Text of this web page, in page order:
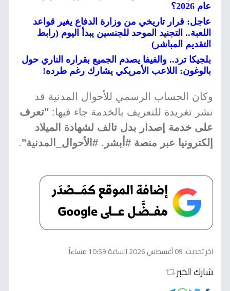
عام 2026؟
عاجل: قرار تاريخي من وزارة الدفاع يغير قواعد
اللعبة.. التجنيد الموحد للجنسين يبدأ اليوم (رابط
التقديم المباشر)
بلجيكا ترد.. والفيفا يصدم الجميع بقراره الناري حول
بالوغون: اللاعب الأمريكي يشارك رغم طرده!
وكان الحساب الرسمي للأحوال المدنية قد
نشر تغريدة للتعريف بالخدمة جاء فيها: "تعرف
على خدمة إصدار بدل تالف لشهادة الميلاد
إلكترونيا عبر منصة #أبشر. #الأحوال_المدنية".
اخر تحديث:09 أغسطس 2026 الساعة 10:59 مساءاً
شارك الخبر